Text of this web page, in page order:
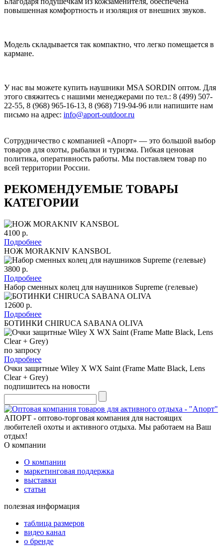
повышенная комфортность и изоляция от внешних звуков.
Модель складывается так компактно, что легко помещается в
кармане.
У нас вы можете купить наушники MSA SORDIN оптом. Для
этого свяжитесь с нашими менеджерами по тел.: 8 (499) 507-
22-55, 8 (968) 965-16-13, 8 (968) 719-94-96 или напишите нам
письмо на адрес: info@aport-outdoor.ru
Сотрудничество с компанией «Апорт» — это большой выбор
товаров для охоты, рыбалки и туризма. Гибкая ценовая
политика, оперативность работы. Мы поставляем товар по
всей территории России.
РЕКОМЕНДУЕМЫЕ ТОВАРЫ
КАТЕГОРИИ
4100 р.
Подробнее
НОЖ MORAKNIV KANSBOL
3800 р.
Подробнее
Набор сменных колец для наушников Supreme (гелевые)
12600 р.
Подробнее
БОТИНКИ CHIRUCA SABANA OLIVA
по запросу
Подробнее
Очки защитные Wiley X WX Saint (Frame Matte Black, Lens
Clear + Grey)
подпишитесь на новости
АПОРТ - оптово-торговая компания для настоящих
любителей охоты и активного отдыха. Мы работаем на Ваш
отдых!
О компании
О компании
маркетинговая поддержка
выставки
статьи
полезная информация
таблица размеров
видео канал
о бренде